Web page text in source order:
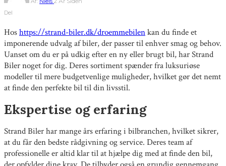
Del
Hoshttps://strand-biler.dk/droemmebilenkan du finde et
imponerende udvalg af biler, der passer til enhver smag og behov.
Uanset om du er på udkig efter en ny eller brugt bil, har Strand
Biler noget for dig. Deres sortiment spænder fra luksuriøse
modeller til mere budgetvenlige muligheder, hvilket gør det nemt
at finde den perfekte bil til din livsstil.
Ekspertise og erfaring
Strand Biler har mange års erfaring i bilbranchen, hvilket sikrer,
at du får den bedste rådgivning og service. Deres team af
professionelle er altid klar til at hjælpe dig med at finde den bil,